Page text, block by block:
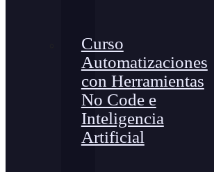
Curso
Automatizaciones
con Herramientas
No Code e
Inteligencia
Artificial